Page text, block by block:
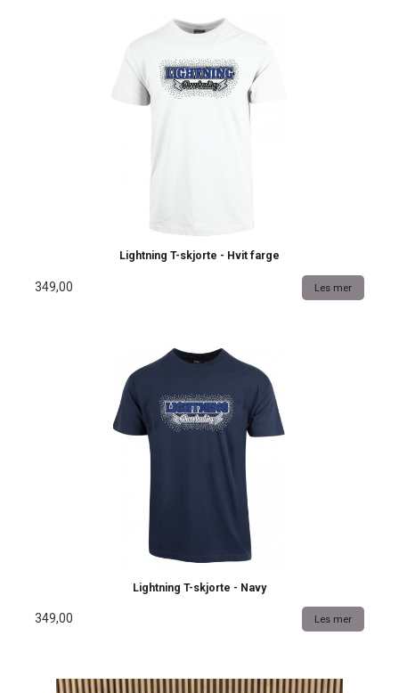
Lightning T-skjorte - Hvit farge
349,00 Les mer
Lightning T-skjorte - Navy
349,00 Les mer